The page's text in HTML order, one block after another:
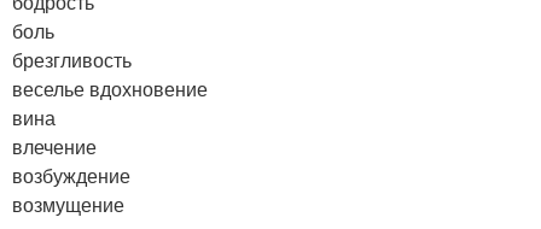
боль
брезгливость
веселье вдохновение
вина
влечение
возбуждение
возмущение